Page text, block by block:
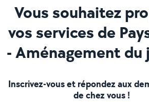
Vous souhaitez
vos services de
- Aménagement du
Inscrivez-vous et répondez aux
de chez vous !